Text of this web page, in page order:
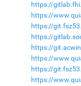
https://
https://
https://
https://
https://
https://
https://
https://